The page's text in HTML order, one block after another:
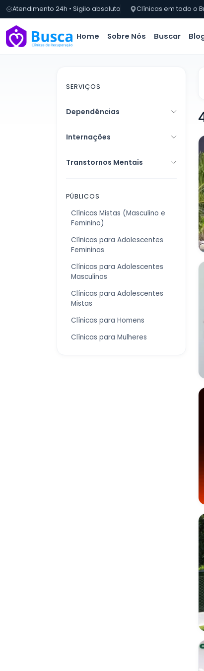
Atendimento 24h • Sigilo absoluto Clínicas em todo o
Home Sobre Nós Buscar
SERVIÇOS
Dependências
Internações
Transtornos Mentais
PÚBLICOS
Clínicas Mistas (Masculino e
Feminino)
Clínicas para Adolescentes
Femininas
Clínicas para Adolescentes
Masculinos
Clínicas para Adolescentes
Mistas
Clínicas para Homens
Clínicas para Mulheres